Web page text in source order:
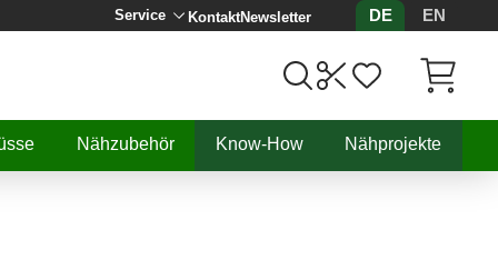
Service KontaktNewsletter DE
EN
Nähzubehör Know-How Nähprojekte